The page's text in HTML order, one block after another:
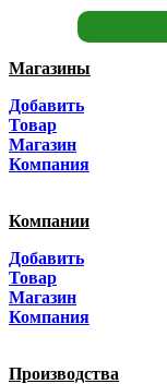
Магазины
Добавить
Товар
Магазин
Компания
Компании
Добавить
Товар
Магазин
Компания
Производства